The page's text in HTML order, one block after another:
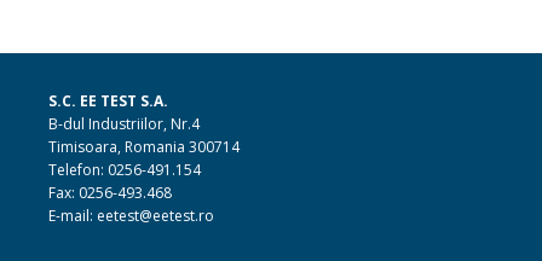
S.C. EE TEST S.A.
B-dul Industriilor, Nr.4
Timisoara, Romania 300714
Telefon: 0256-491.154
Fax: 0256-493.468
E-mail: eetest@eetest.ro